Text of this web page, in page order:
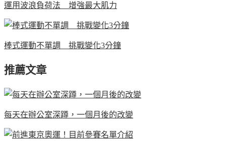
運用波浪負荷法 增強最大肌力
棒式運動不單調 挑戰變化3分鐘
推薦文章
每天在辦公室深蹲，一個月後的改變